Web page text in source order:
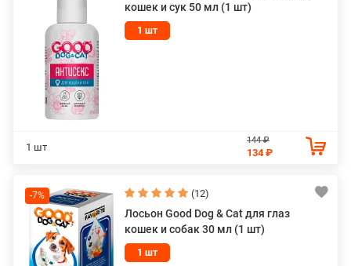
кошек и сук 50 мл (1 шт)
1 шт
1 шт
144 ₽
134 ₽
-7% (12)
Лосьон Good Dog & Cat для глаз
кошек и собак 30 мл (1 шт)
1 шт